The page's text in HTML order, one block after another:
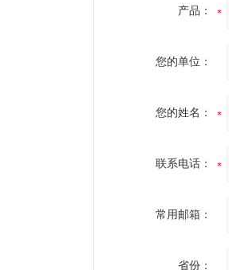
产品：
您的单位：
您的姓名：
联系电话：
常用邮箱：
省份：